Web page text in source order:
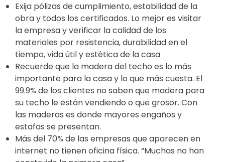
Exija pólizas de cumplimiento, estabilidad de la
obra y todos los certificados. Lo mejor es visitar
la empresa y verificar la calidad de los
materiales por resistencia, durabilidad en el
tiempo, vida útil y estética de la casa
Recuerde que la madera del techo es lo más
importante para la casa y lo que más cuesta. El
99.9% de los clientes no saben que madera para
su techo le están vendiendo o que grosor. Con
las maderas es donde mayores engaños y
estafas se presentan.
Más del 70% de las empresas que aparecen en
internet no tienen oficina física. “Muchas no han